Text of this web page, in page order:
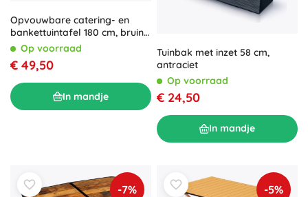
Opvouwbare catering- en
bankettuintafel 180 cm, bruin
MODERNHOME
Op voorraad
€ 49,50
In mandje
Tuinbak met inzet 58 cm,
antraciet
Op voorraad
€ 24,50
In mandje
-7% -5%